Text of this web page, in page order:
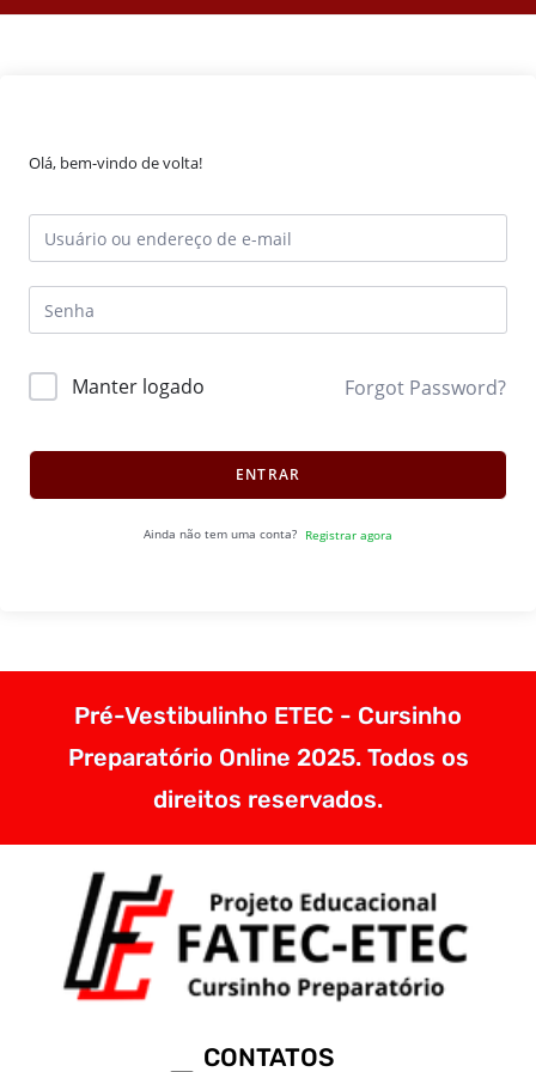
Olá, bem-vindo de volta!
Manter logado Forgot Password?
ENTRAR
Ainda não tem uma conta? Registrar agora
Pré-Vestibulinho ETEC - Cursinho
Preparatório Online 2025. Todos os
direitos reservados.
CONTATOS